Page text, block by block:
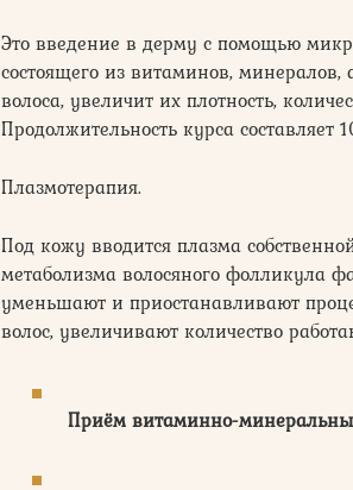
Это введение в дерму с помощью
состоящего из витаминов,
волоса, увеличит их плотность,
Продолжительность курса составляет
Плазмотерапия.
Под кожу вводится плазма
метаболизма волосяного фолликула
уменьшают и приостанавливают
волос, увеличивают количество
Приём витаминно-